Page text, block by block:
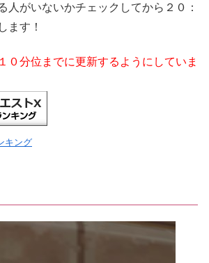
人がいないかチェックしてから２０：
ます！
０分位までに更新するようにしていま
キング